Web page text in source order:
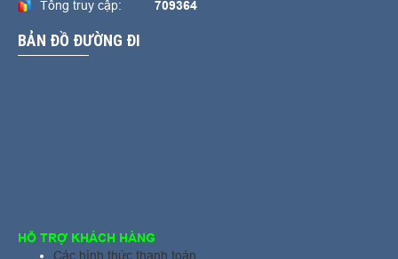
Tổng truy cập:
709364
BẢN ĐỒ ĐƯỜNG ĐI
HỖ TRỢ KHÁCH HÀNG
Các hình thức thanh toán